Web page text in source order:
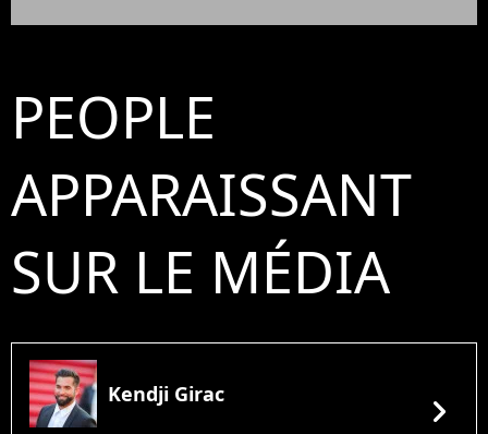
PEOPLE
APPARAISSANT
SUR LE MÉDIA
Kendji Girac chevron_right